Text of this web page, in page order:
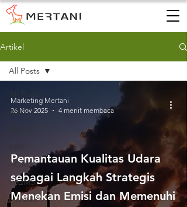
Artikel
AWS
AQMS
WQMS
Instalasi
All Posts
Pemantauan Kualitas Udara
sebagai Langkah Strategis
Menekan Emisi dan Memenuhi
Marketing Mertani
26 Nov 2025
4 menit membaca